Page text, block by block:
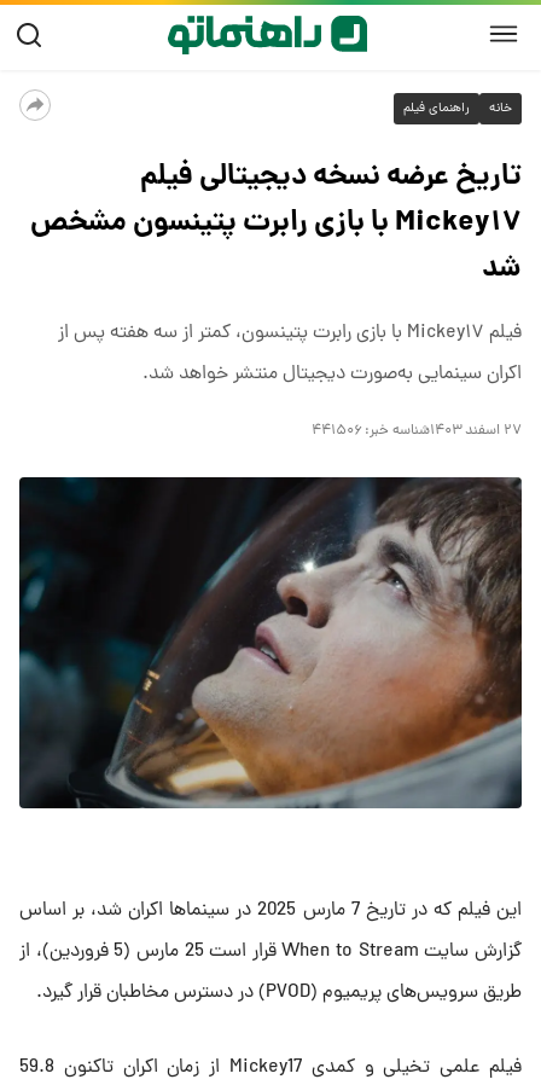
خانه راهنمای فیلم
تاریخ عرضه نسخه دیجیتالی فیلم
Mickey۱۷ با بازی رابرت پتینسون مشخص
شد
فیلم Mickey۱۷ با بازی رابرت پتینسون، کمتر از سه هفته پس از
اکران سینمایی به‌صورت دیجیتال منتشر خواهد شد.
۲۷ اسفند ۱۴۰۳ شناسه خبر: ۴۴۱۵۰۶
این فیلم که در تاریخ 7 مارس 2025 در سینماها اکران شد، بر اساس
گزارش سایت When to Stream قرار است 25 مارس (5 فروردین)، از
طریق سرویس‌های پریمیوم (PVOD) در دسترس مخاطبان قرار گیرد.
فیلم علمی تخیلی و کمدی Mickey17 از زمان اکران تاکنون 59.8